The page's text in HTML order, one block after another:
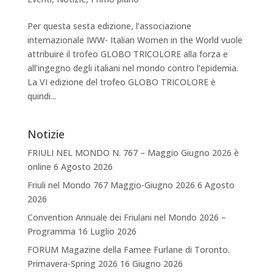
Per questa sesta edizione, l’associazione
internazionale IWW- Italian Women in the World vuole
attribuire il trofeo GLOBO TRICOLORE alla forza e
all’ingegno degli italiani nel mondo contro l’epidemia.
La VI edizione del trofeo GLOBO TRICOLORE è
quindi...
Notizie
FRIULI NEL MONDO N. 767 – Maggio Giugno 2026 è
online 6 Agosto 2026
Friuli nel Mondo 767 Maggio-Giugno 2026 6 Agosto
2026
Convention Annuale dei Friulani nel Mondo 2026 –
Programma 16 Luglio 2026
FORUM Magazine della Famee Furlane di Toronto.
Primavera-Spring 2026 16 Giugno 2026